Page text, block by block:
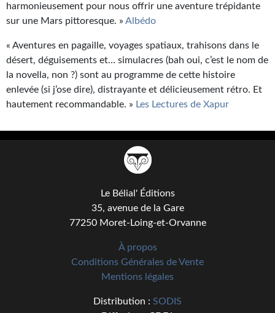
harmonieusement pour nous offrir une aventure trépidante
sur une Mars pittoresque. » Albédo
« Aventures en pagaille, voyages spatiaux, trahisons dans le
désert, déguisements et… simulacres (bah oui, c’est le nom de
la novella, non ?) sont au programme de cette histoire
enlevée (si j’ose dire), distrayante et délicieusement rétro. Et
hautement recommandable. » Les Lectures de Xapur
Le Bélial' Éditions
35, avenue de la Gare
77250 Moret-Loing-et-Orvanne
À propos
Conditions Générales de Vente
Mentions légales
Distribution : SODIS